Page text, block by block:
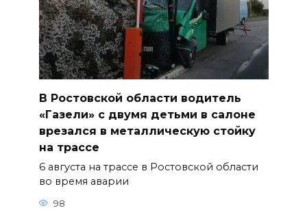
В Ростовской области водитель
«Газели» с двумя детьми в салоне
врезался в металлическую стойку
на трассе
6 августа на трассе в Ростовской области
во время аварии
98